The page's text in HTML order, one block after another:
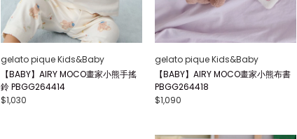
gelato pique Kids&Baby
【BABY】AIRY MOCO畫家小熊手搖
鈴 PBGG264414
$1,030
gelato pique Kids&Baby
【BABY】AIRY MOCO畫家小熊布書
PBGG264418
$1,090